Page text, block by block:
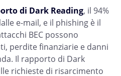
di Dark Reading, il 94%
e-mail, e il phishing è il
BEC possono
perdite finanziarie e danni
Il rapporto di Dark
richieste di risarcimento